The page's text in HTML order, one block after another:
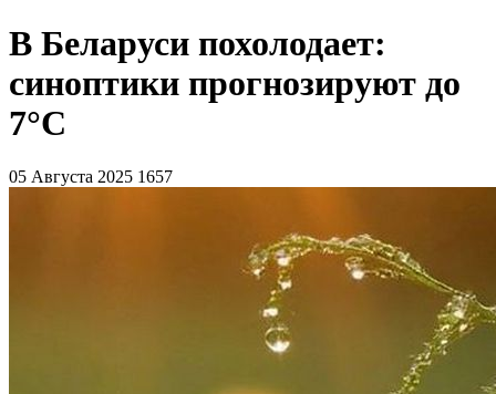
В Беларуси похолодает:
синоптики прогнозируют до
7°C
05 Августа 2025 1657